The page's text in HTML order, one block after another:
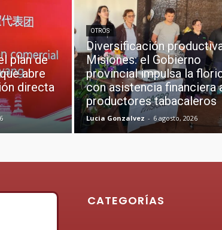
plan de
abre
directa
OTROS
Diversificación
Misiones: el Gobierno
provincial impulsa la
con asistencia financiera
productores tabacaleros
Lucia Gonzalvez - 6 agosto, 2026
CATEGORÍAS